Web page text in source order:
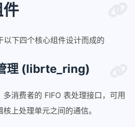
件
以下四个核心组件设计而成的
理 (librte_ring)
消费者的 FIFO 表处理接口，可用
上处理单元之间的通信。